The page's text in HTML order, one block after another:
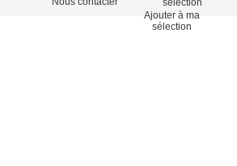
ACTIONS
Ajouter à ma
sélection